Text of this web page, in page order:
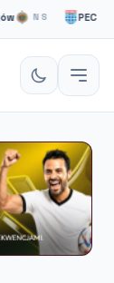
NS PEC